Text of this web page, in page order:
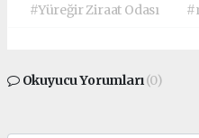
#Yüreğir Ziraat Odası
Okuyucu Yorumları(0)